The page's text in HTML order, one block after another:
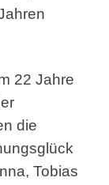
22 Jahre
die
Tobias